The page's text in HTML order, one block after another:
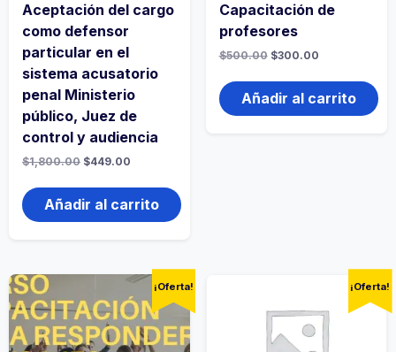
Aceptación del cargo
como defensor
particular en el
sistema acusatorio
penal Ministerio
público, Juez de
control y audiencia
$1,800.00 El
original
era:
$1,800.00.
$449.00
actual
es:
$449.00.
Añadir al carrito
Capacitación de
profesores
$500.00 El
original
era:
$500.00.
$300.00El
actual
es:
$300.00.
Añadir al carrito
¡Oferta! ¡Oferta!